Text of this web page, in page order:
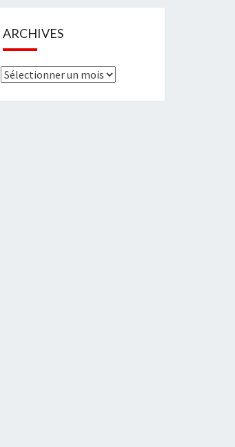
ARCHIVES
Archives